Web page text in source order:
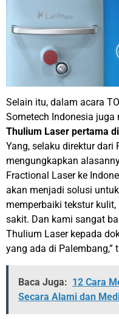
Selain itu, dalam acara
Sometech Indonesia juga
Thulium Laser pertama
Yang, selaku direktur dari
mengungkapkan
Fractional Laser ke
akan menjadi solusi
memperbaiki tekstur kulit,
sakit. Dan kami sangat
Thulium Laser kepada
yang ada di Palembang,”
Baca Juga: 12 Cara
Secara Alami dan